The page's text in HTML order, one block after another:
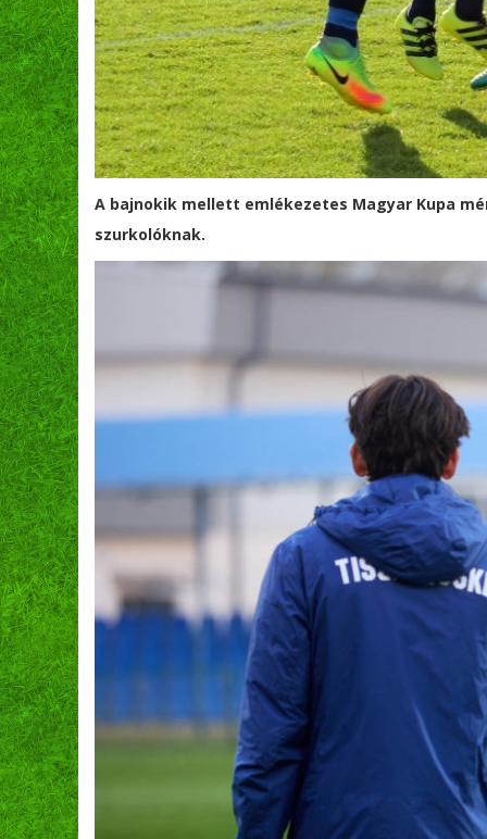
A bajnokik mellett emlékezetes Magyar Kupa
szurkolóknak.